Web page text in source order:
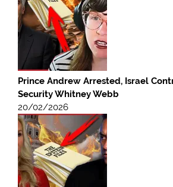
Prince Andrew Arrested, Israel
Security Whitney Webb
20/02/2026